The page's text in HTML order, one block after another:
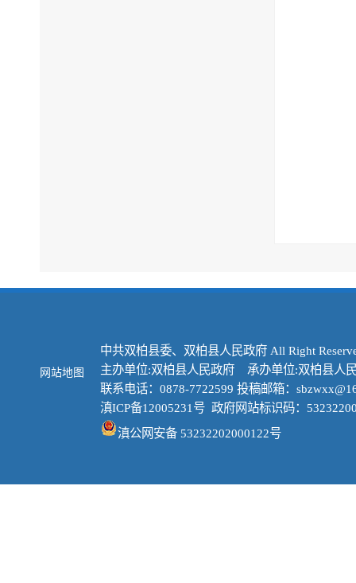
网站地图
中共双柏县委、双柏县人民政府 All Right
主办单位:双柏县人民政府 承办单位:双柏县人
联系电话：0878-7722599 投稿邮箱：
滇ICP备12005231号 政府网站标识码：
滇公网安备 53232202000122号